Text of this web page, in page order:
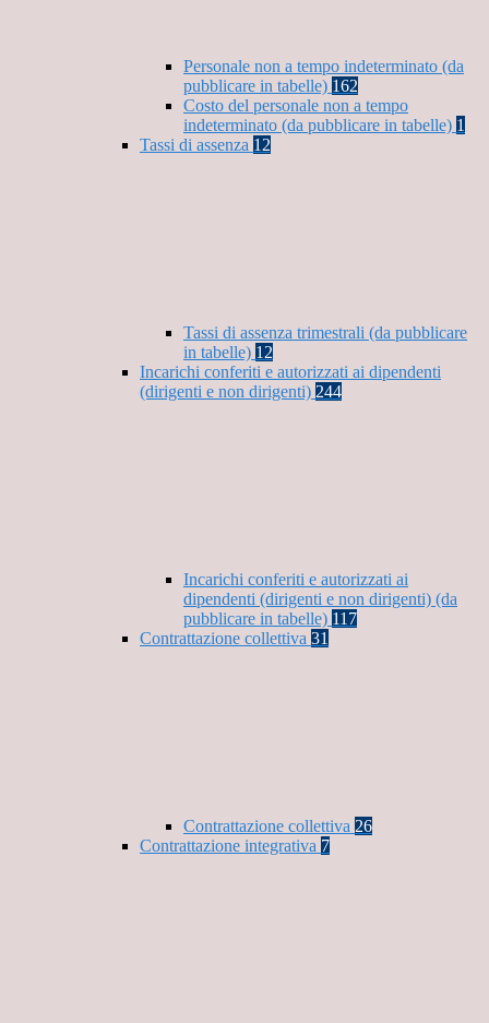
Personale non a tempo indeterminato (da
pubblicare in tabelle) 162
Costo del personale non a tempo
indeterminato (da pubblicare in tabelle) 1
Tassi di assenza 12
Tassi di assenza trimestrali (da pubblicare
in tabelle) 12
Incarichi conferiti e autorizzati ai dipendenti
(dirigenti e non dirigenti) 244
Incarichi conferiti e autorizzati ai
dipendenti (dirigenti e non dirigenti) (da
pubblicare in tabelle) 117
Contrattazione collettiva 31
Contrattazione collettiva 26
Contrattazione integrativa 7